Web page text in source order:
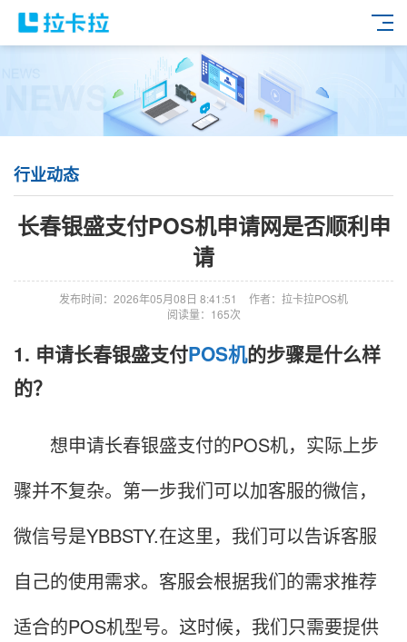
行业动态
长春银盛支付POS机申请网是否顺利申
请
发布时间：2026年05月08日 8:41:51
作者：拉卡拉POS机
阅读量：165次
1. 申请长春银盛支付POS机的步骤是什么样
的？
想申请长春银盛支付的POS机，实际上步
骤并不复杂。第一步我们可以加客服的微信，
微信号是YBBSTY.在这里，我们可以告诉客服
自己的使用需求。客服会根据我们的需求推荐
适合的POS机型号。这时候，我们只需要提供